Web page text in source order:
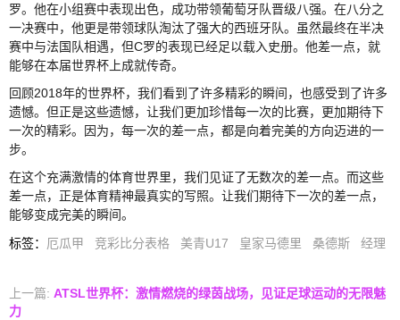
罗。他在小组赛中表现出色，成功带领葡萄牙队晋级八强。在八分之
一决赛中，他更是带领球队淘汰了强大的西班牙队。虽然最终在半决
赛中与法国队相遇，但C罗的表现已经足以载入史册。他差一点，就
能够在本届世界杯上成就传奇。
回顾2018年的世界杯，我们看到了许多精彩的瞬间，也感受到了许多
遗憾。但正是这些遗憾，让我们更加珍惜每一次的比赛，更加期待下
一次的精彩。因为，每一次的差一点，都是向着完美的方向迈进的一
步。
在这个充满激情的体育世界里，我们见证了无数次的差一点。而这些
差一点，正是体育精神最真实的写照。让我们期待下一次的差一点，
能够变成完美的瞬间。
标签： 厄瓜甲 竞彩比分表格 美青U17 皇家马德里 桑德斯 经理
上一篇: ATSL世界杯：激情燃烧的绿茵战场，见证足球运动的无限魅
力